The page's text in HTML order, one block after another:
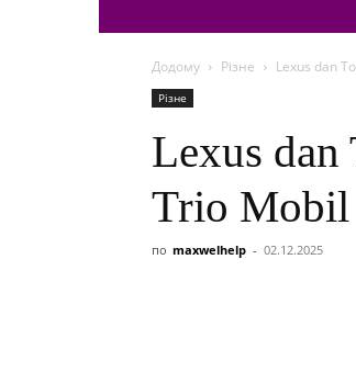
Додому Різне Lexus dan
Різне
Lexus
Trio Mobil
по maxwelhelp - 02.12.2025